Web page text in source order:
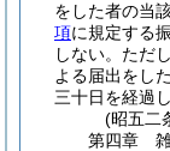
をした者の当
項に規定する
しない。 ただ
よる届出をし
三十日を経過
(昭五二
第四章